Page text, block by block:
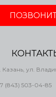
Казань, ул.
(843) 503-04-85